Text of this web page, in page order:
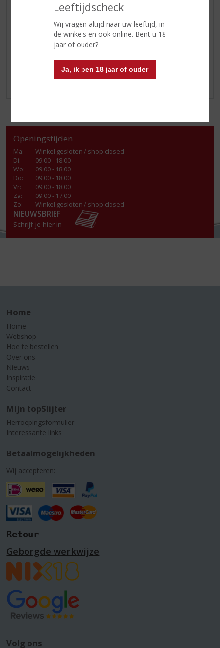
Leeftijdscheck
Wij vragen altijd naar uw leeftijd, in
de winkels en ook online. Bent u 18
jaar of ouder?
Ja, ik ben 18 jaar of ouder
GESCHENKVERPAKKING
(RELATIE)GESCHENKEN
KOOLZUUR FLESSEN
ALCOHOLVRIJE DRANKEN
VEGAN DRANKEN
Openingstijden
Ma:
Winkel gesloten / shop closed
Di:
09.00 - 18.00
Wo:
09.00 - 18.00
Do:
09.00 - 18.00
Vr:
09.00 - 18.00
Za:
09.00 - 17.00
Zo:
Winkel gesloten / shop closed
NIEUWSBRIEF
Schrijf je hier in
Home
Home
Webshop
Hoe te bestellen
Over ons
Nieuws
Inspiratie
Contact
Mijn topSlijter
Herroepingsformulier
Interessante links
Betaalmogelijkheden
Wij accepteren:
Retour
Geborgde werkwijze
Volg ons